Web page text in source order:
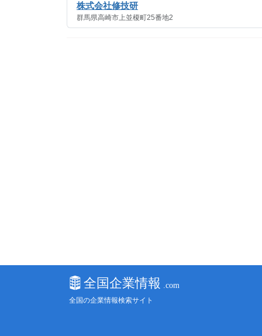
株式会社修技研
群馬県高崎市上並榎町25番地2
全国の企業情報検索サイト